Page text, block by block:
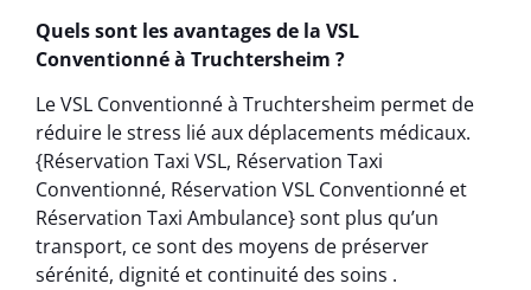
Quels sont les avantages de la VSL
Conventionné à Truchtersheim ?
Le VSL Conventionné à Truchtersheim permet de
réduire le stress lié aux déplacements médicaux.
{Réservation Taxi VSL, Réservation Taxi
Conventionné, Réservation VSL Conventionné et
Réservation Taxi Ambulance} sont plus qu’un
transport, ce sont des moyens de préserver
sérénité, dignité et continuité des soins .